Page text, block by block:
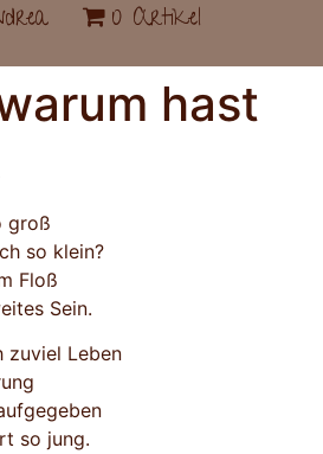
0 Artikel
hast
groß
so klein?
Floß
Sein.
zuviel Leben
so jung.